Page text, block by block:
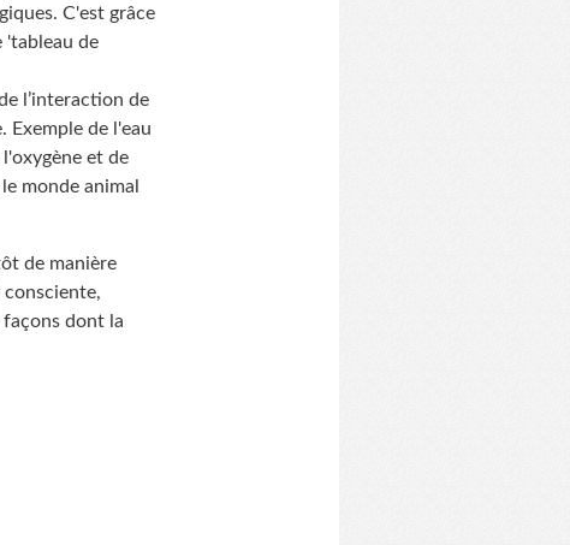
C'est grâce
'tableau de
l’interaction de
Exemple de l'eau
et de
monde animal
de manière
consciente,
dont la